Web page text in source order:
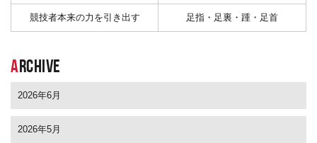
競技者本来の力を引き出す 足指・足裏・踵・足首
ARCHIVE
2026年6月
2026年5月